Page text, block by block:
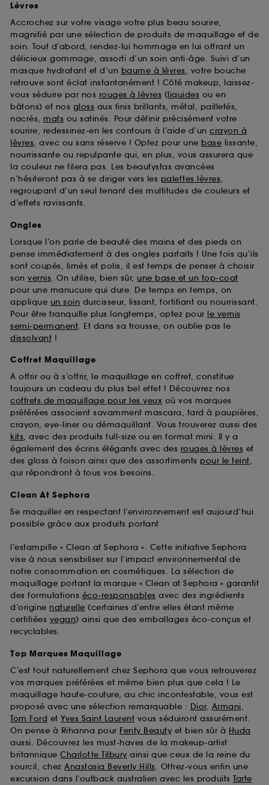
Lèvres
Accrochez sur votre visage votre plus beau sourire,
magnifié par une sélection de produits de maquillage et de
soin. Tout d’abord, rendez-lui hommage en lui offrant un
délicieux gommage, assorti d’un soin anti-âge. Suivi d’un
masque hydratant et d’un baume à lèvres, votre bouche
retrouve sont éclat instantanément ! Côté makeup, laissez-
vous séduire par nos rouges à lèvres (liquides ou en
bâtons) et nos gloss aux finis brillants, métal, pailletés,
nacrés, mats ou satinés. Pour définir précisément votre
sourire, redessinez-en les contours à l’aide d’un crayon à
lèvres, avec ou sans réserve ! Optez pour une base lissante,
nourrissante ou repulpante qui, en plus, vous assurera que
la couleur ne filera pas. Les beautystas avancées
n’hésiteront pas à se diriger vers les palettes lèvres,
regroupant d’un seul tenant des multitudes de couleurs et
d’effets ravissants.
Ongles
Lorsque l’on parle de beauté des mains et des pieds on
pense immédiatement à des ongles parfaits ! Une fois qu’ils
sont coupés, limés et polis, il est temps de penser à choisir
son vernis. On utilise, bien sûr, une base et un top-coat
pour une manucure qui dure. De temps en temps, on
applique un soin durcisseur, lissant, fortifiant ou nourrissant.
Pour être tranquille plus longtemps, optez pour le vernis
semi-permanent. Et dans sa trousse, on oublie pas le
dissolvant !
Coffret Maquillage
A offrir ou à s’offrir, le maquillage en coffret, constitue
toujours un cadeau du plus bel effet ! Découvrez nos
coffrets de maquillage pour les yeux où vos marques
préférées associent savamment mascara, fard à paupières,
crayon, eye-liner ou démaquillant. Vous trouverez aussi des
kits, avec des produits full-size ou en format mini. Il y a
également des écrins élégants avec des rouges à lèvres et
des gloss à foison ainsi que des assortiments pour le teint,
qui répondront à tous vos besoins.
Clean At Sephora
Se maquiller en respectant l’environnement est aujourd’hui
possible grâce aux produits portant
l’estampille « Clean at Sephora ». Cette initiative Sephora
vise à nous sensibiliser sur l’impact environnemental de
notre consommation en cosmétiques. La sélection de
maquillage portant la marque « Clean at Sephora » garantit
des formulations éco-responsables avec des ingrédients
d’origine naturelle (certaines d’entre elles étant même
certifiées vegan) ainsi que des emballages éco-conçus et
recyclables.
Top Marques Maquillage
C’est tout naturellement chez Sephora que vous retrouverez
vos marques préférées et même bien plus que cela ! Le
maquillage haute-couture, au chic incontestable, vous est
proposé avec une sélection remarquable : Dior, Armani,
Tom Ford et Yves Saint Laurent vous séduiront assurément.
On pense à Rihanna pour Fenty Beauty et bien sûr à Huda
aussi. Découvrez les must-haves de la makeup-artist
britannique Charlotte Tilbury ainsi que ceux de la reine du
sourcil, chez Anastasia Beverly Hills. Offrez-vous enfin une
excursion dans l’outback australien avec les produits Tarte